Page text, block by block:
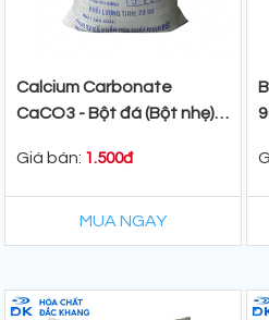
Calcium Carbonate
CaCO3 - Bột đá (Bột nhẹ)
Giá bán: 1.500đ
MUA NGAY